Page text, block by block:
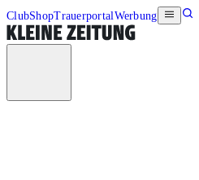
ClubShopTrauerportalWerbung